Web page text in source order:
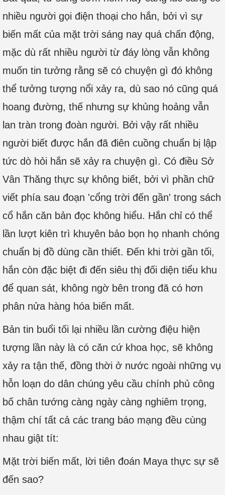
nhiều người gọi điện thoại cho hắn, bởi vì sự
biến mất của mặt trời sáng nay quá chấn động,
mặc dù rất nhiều người từ đáy lòng vẫn không
muốn tin tưởng rằng sẽ có chuyện gì đó không
thể tưởng tượng nổi xảy ra, dù sao nó cũng quá
hoang đường, thế nhưng sự khủng hoảng vẫn
lan tràn trong đoàn người. Bởi vậy rất nhiều
người biết được hắn đã điên cuồng chuẩn bị lập
tức dò hỏi hắn sẽ xảy ra chuyện gì. Có điều Sở
Vân Thăng thực sự không biết, bởi vì phần chữ
viết phía sau đoạn 'cổng trời đến gần' trong sách
cổ hắn căn bản đọc không hiểu. Hắn chỉ có thể
lần lượt kiên trì khuyên bảo bọn họ nhanh chóng
chuẩn bị đồ dùng cần thiết. Đến khi trời gần tối,
hắn còn đặc biệt đi đến siêu thị đối diện tiểu khu
để quan sát, không ngờ bên trong đã có hơn
phân nửa hàng hóa biến mất.
Bản tin buổi tối lại nhiều lần cường điệu hiện
tượng lần này là có căn cứ khoa học, sẽ không
xảy ra tận thế, đồng thời ở nước ngoài những vụ
hỗn loạn do dân chúng yêu cầu chính phủ công
bố chân tướng càng ngày càng nghiêm trọng,
thậm chí tất cả các trang báo mạng đều cùng
nhau giật tít:
Mặt trời biến mất, lời tiên đoán Maya thực sự sẽ
đến sao?